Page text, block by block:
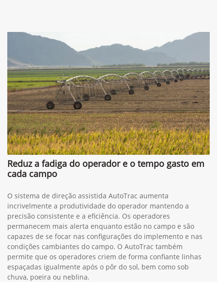
Reduz a fadiga do operador e o tempo gasto em
cada campo
O sistema de direção assistida AutoTrac aumenta
incrivelmente a produtividade do operador mantendo a
precisão consistente e a eficiência. Os operadores
permanecem mais alerta enquanto estão no campo e são
capazes de se focar nas configurações do implemento e nas
condições cambiantes do campo. O AutoTrac também
permite que os operadores criem de forma confiante linhas
espaçadas igualmente após o pôr do sol, bem como sob
chuva, poeira ou neblina.